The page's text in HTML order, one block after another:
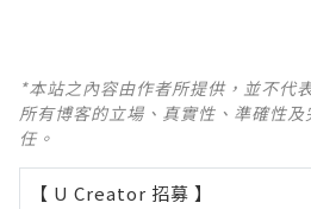
*本站之內容由作者所提供，並不代
所有博客的立場、真實性、準確性
任。
【 U Creator 招募 】